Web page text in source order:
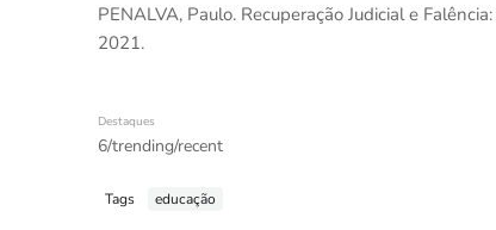
PENALVA, Paulo. Recuperação Judicial e
2021.
Destaques
6/trending/recent
Tags educação